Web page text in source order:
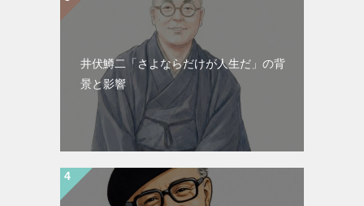
井伏鱒二「さよならだけが人生だ」の背
景と影響